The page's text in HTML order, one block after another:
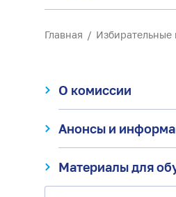
Главная Избирательные
О комиссии
Анонсы и
Материалы для